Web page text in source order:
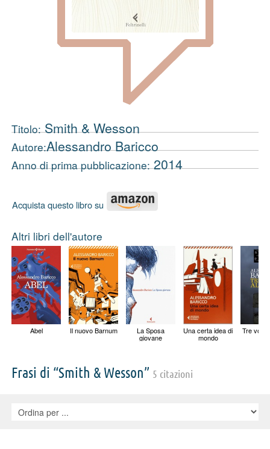
Titolo:Smith & Wesson
Autore:Alessandro Baricco
Anno di prima pubblicazione:2014
Acquista questo libro su
Altri libri dell'autore
Abel Il nuovo Barnum La Sposa
giovane
Una certa idea di
mondo
Tre volte
Frasi di “Smith & Wesson” 5 citazioni